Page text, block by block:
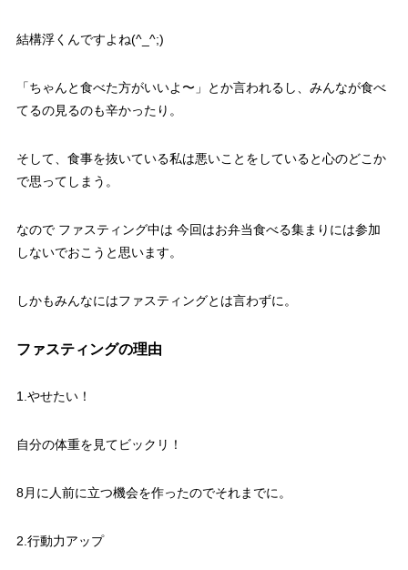
結構浮くんですよね(^_^;)
「ちゃんと食べた方がいいよ〜」とか言われるし、みんなが食べ
てるの見るのも辛かったり。
そして、食事を抜いている私は悪いことをしていると心のどこか
で思ってしまう。
なので ファスティング中は 今回はお弁当食べる集まりには参加
しないでおこうと思います。
しかもみんなにはファスティングとは言わずに。
ファスティングの理由
1.やせたい！
自分の体重を見てビックリ！
8月に人前に立つ機会を作ったのでそれまでに。
2.行動力アップ